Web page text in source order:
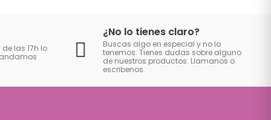
las 17h lo
¿No lo tienes claro?
Buscas algo en especial y no lo
tenemos. Tienes dudas sobre alguno
de nuestros productos. Llamanos o
escribenos.